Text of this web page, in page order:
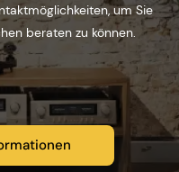
um Sie
beraten zu können.